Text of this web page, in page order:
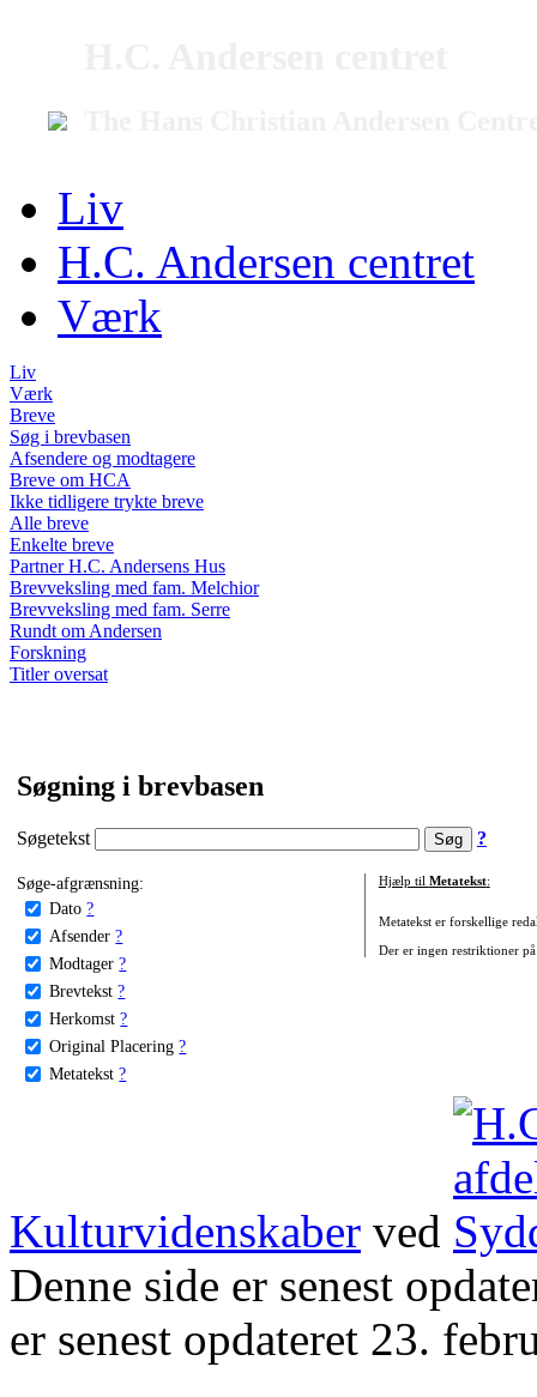
Liv
H.C. Andersen centret
Værk
Liv
Værk
Breve
Søg i brevbasen
Afsendere og modtagere
Breve om HCA
Ikke tidligere trykte breve
Alle breve
Enkelte breve
Partner H.C. Andersens Hus
Brevveksling med fam. Melchior
Brevveksling med fam. Serre
Rundt om Andersen
Forskning
Titler oversat
Søgning i brevbasen
Søgetekst ?
Søge-afgrænsning:
Dato ?
Afsender ?
Modtager ?
Brevtekst ?
Herkomst ?
Original Placering ?
Metatekst ?
Hjælp til Metatekst:
Metatekst er forskellige
Der er ingen restriktioner
Kulturvidenskaber ved
Denne side er senest
er senest opdateret 23.